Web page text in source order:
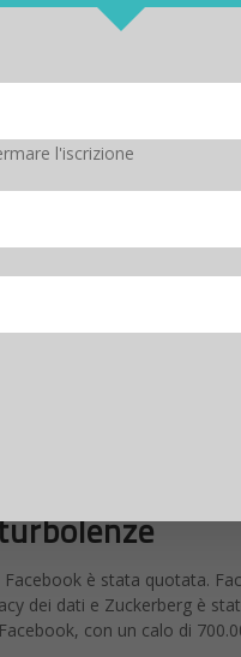
cresce negli utenti attivi su base
è stata quotata.
dei dati e Zuckerberg è
con un calo di
l'iscrizione